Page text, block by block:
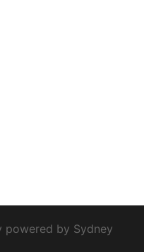
powered by Sydney